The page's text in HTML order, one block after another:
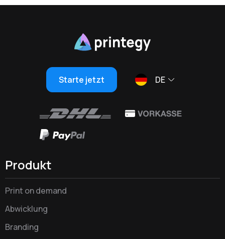
Starte jetzt DE
Produkt
Print on demand
Abwicklung
Branding